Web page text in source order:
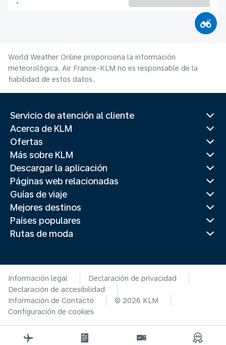
World Weather Online proporciona la información
meteorológica. Air France-KLM no es responsable de la
fiabilidad de estos datos.
Servicio de atención al cliente
Acerca de KLM
Ofertas
Más sobre KLM
Descargar la aplicación
Páginas web relacionadas
Guías de viaje
Mejores destinos
Países populares
Rutas de moda
Información legal
Declaración de privacidad
Declaración de accesibilidad
Información de Contacto
© 2026 KLM
Configuración de cookies